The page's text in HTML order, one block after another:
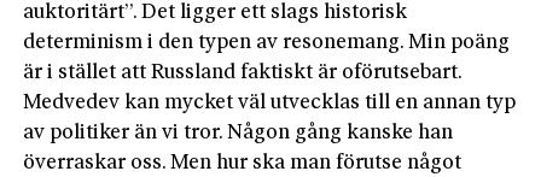
auktoritärt”. Det ligger ett slags historisk
determinism i den typen av resonemang. Min poäng
är i stället att Russland faktiskt är oförutsebart.
Medvedev kan mycket väl utvecklas till en annan typ
av politiker än vi tror. Någon gång kanske han
överraskar oss. Men hur ska man förutse något